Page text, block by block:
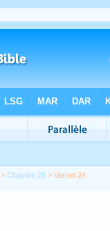
>Chapitre 29 > Verset 24